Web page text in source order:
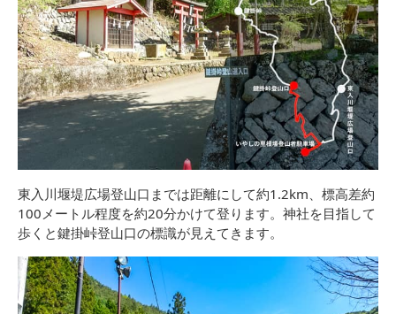
東入川堰堤広場登山口までは距離にして約1.2km、標高差約
100メートル程度を約20分かけて登ります。神社を目指して
歩くと鍵掛峠登山口の標識が見えてきます。